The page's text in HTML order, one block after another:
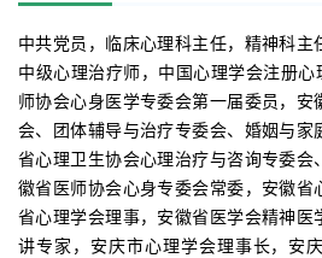
中共党员，临床心理科主任，精神科主
中级心理治疗师，中国心理学会注册心
师协会心身医学专委会第一届委员，安
会、团体辅导与治疗专委会、婚姻与家
省心理卫生协会心理治疗与咨询专委会
徽省医师协会心身专委会常委，安徽省
省心理学会理事，安徽省医学会精神医
讲专家，安庆市心理学会理事长，安